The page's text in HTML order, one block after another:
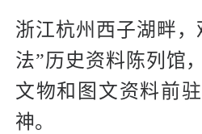
浙江杭州西子湖畔
法”历史资料陈列馆
文物和图文资料前
神。